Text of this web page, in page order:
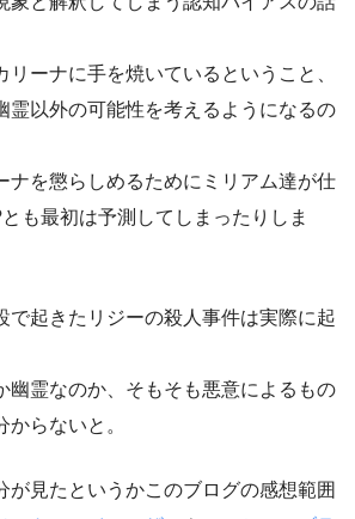
リーナに手を焼いているということ、
霊以外の可能性を考えるようになるの
ナを懲らしめるためにミリアム達が仕
も最初は予測してしまったりしま
で起きたリジーの殺人事件は実際に起
幽霊なのか、そもそも悪意によるもの
らないと。
が見たというかこのブログの感想範囲